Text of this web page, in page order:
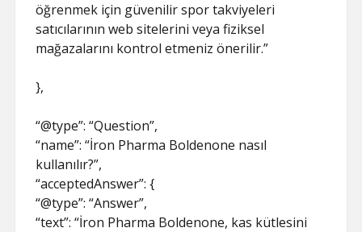
öğrenmek için güvenilir spor takviyeleri
satıcılarının web sitelerini veya fiziksel
mağazalarını kontrol etmeniz önerilir.”
},
“@type”: “Question”,
“name”: “İron Pharma Boldenone nasıl
kullanılır?”,
“acceptedAnswer”: {
“@type”: “Answer”,
“text”: “İron Pharma Boldenone, kas kütlesini